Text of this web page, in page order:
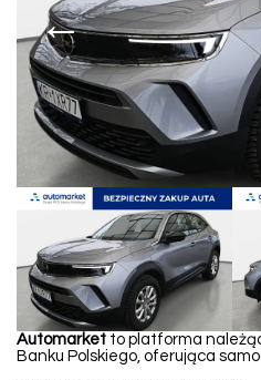
←
Automarket to platforma
Banku Polskiego, oferująca